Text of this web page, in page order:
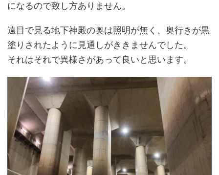
になるので致し方ありません。
遠目で見る地下神殿の奥は照明が無く、奥行きが黒
塗りされたように見通しがききませんでした。
それはそれで異様さがあって良いと思います。